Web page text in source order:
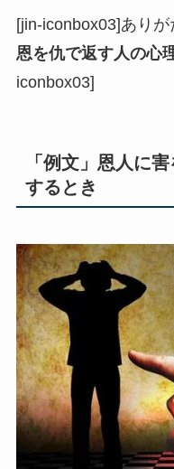
[jin-iconbox03]ありが
恩を仇で返す人の心
iconbox03]
「例文」恩人に
するとき